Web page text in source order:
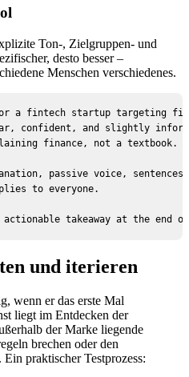
Ton-, Zielgruppen- und
desto besser –
Menschen verschiedenes.
a fintech startup targeting
confident, and slightly
finance, not a textbook.
passive voice, sentences
to everyone.
takeaway at the end of
und iterieren
wenn er das erste Mal
liegt im Entdecken der
der Marke liegende
brechen oder den
praktischer Testprozess: